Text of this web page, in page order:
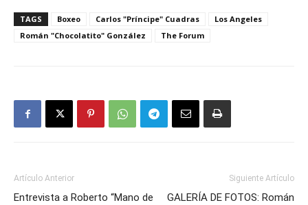
TAGS Boxeo Carlos "Príncipe" Cuadras
Los Angeles
Román "Chocolatito" González
The Forum
Artículo Anterior
Entrevista a Roberto “Mano de
Siguiente Artículo
GALERÍA DE FOTOS: Román